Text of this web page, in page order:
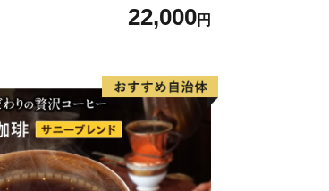
日まで
茶 簡単 手軽 ホット アイス
22,000円